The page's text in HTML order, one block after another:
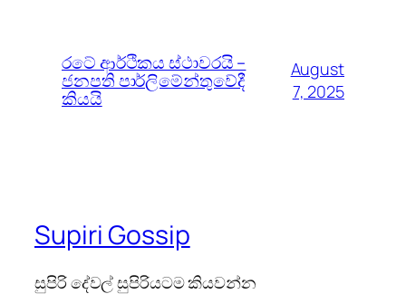
රටේ ආර්ථිකය ස්ථාවරයි –
ජනපති පාර්ලිමේන්තුවේදී
කියයි
August
7, 2025
Supiri Gossip
සුපිරි දේවල් සුපිරියටම කියවන්න